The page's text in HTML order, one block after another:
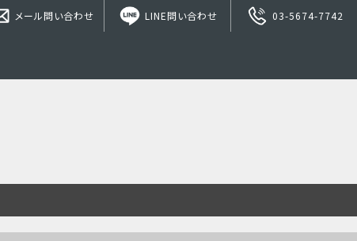
メール問い合わせ LINE問い合わせ 03-5674-7742